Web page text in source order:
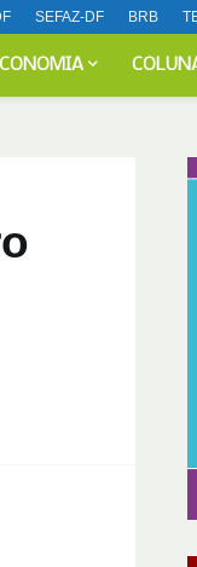
SEFAZ-DF BRB